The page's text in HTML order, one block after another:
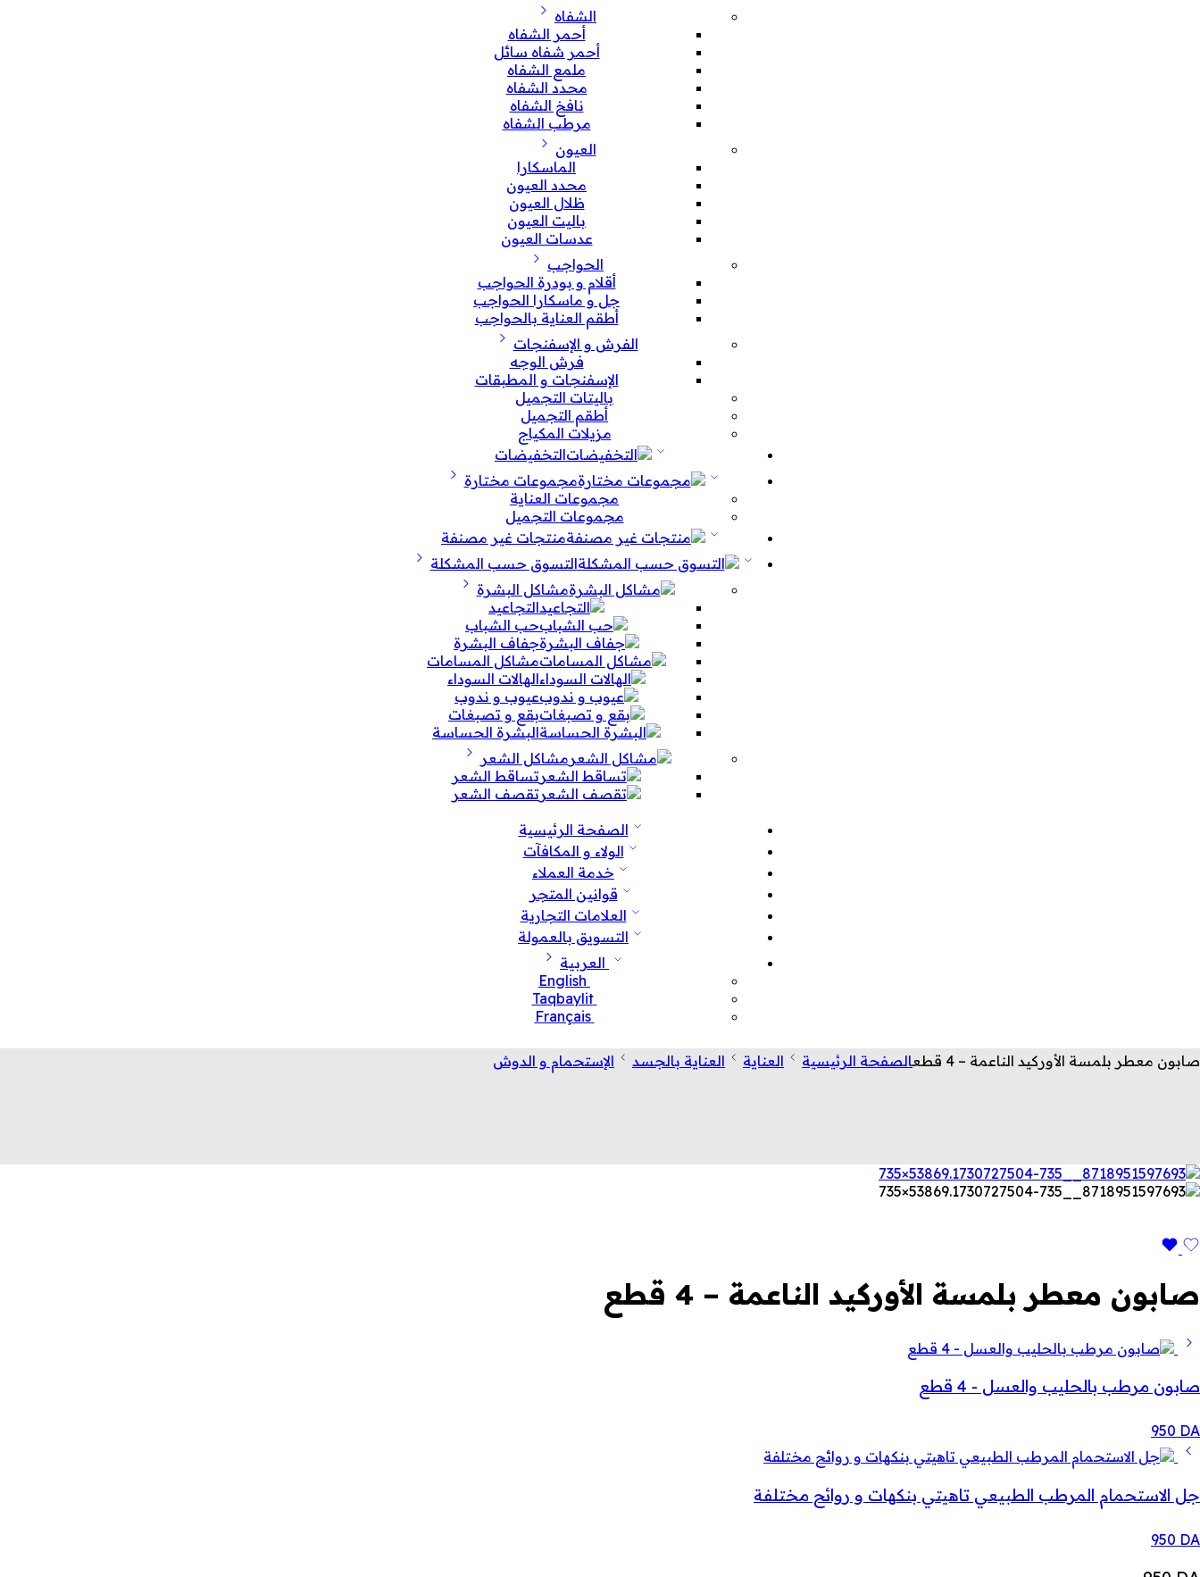
الشفاه
أحمر الشفاه
أحمر شفاه سائل
ملمع الشفاه
محدد الشفاه
نافخ الشفاه
مرطب الشفاه
العيون
الماسكارا
محدد العيون
ظلال العيون
باليت العيون
عدسات العيون
الحواجب
أقلام و بودرة الحواجب
جل و ماسكارا الحواجب
أطقم العناية بالحواجب
الفرش و الإسفنجات
فرش الوجه
الإسفنجات و المطبقات
باليتات التجميل
أطقم التجميل
مزيلات المكياج
التخفيضات
مجموعات مختارة
مجموعات العناية
مجموعات التجميل
منتجات غير مصنفة
التسوق حسب المشكلة
مشاكل البشرة
التجاعيد
حب الشباب
جفاف البشرة
مشاكل المسامات
الهالات السوداء
عيوب و ندوب
بقع و تصبغات
البشرة الحساسة
مشاكل الشعر
تساقط الشعر
تقصف الشعر
الصفحة الرئيسية
الولاء و المكافآت
خدمة العملاء
قوانين المتجر
العلامات التجارية
التسويق بالعمولة
العربية
English
Taqbaylit
Français
صابون معطر بلمسة الأوركيد الناعمة – 4 قطع الصفحة الرئيسية العناية العناية بالجسد الإستحمام و الدوش
صابون معطر بلمسة الأوركيد الناعمة – 4 قطع
صابون مرطب بالحليب والعسل - 4 قطع
950 DA
جل الاستحمام المرطب الطبيعي تاهيتي بنكهات و روائح مختلفة
950 DA